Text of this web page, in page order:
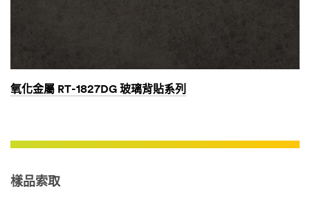
氧化金屬 RT-1827DG 玻璃背貼系列
樣品索取